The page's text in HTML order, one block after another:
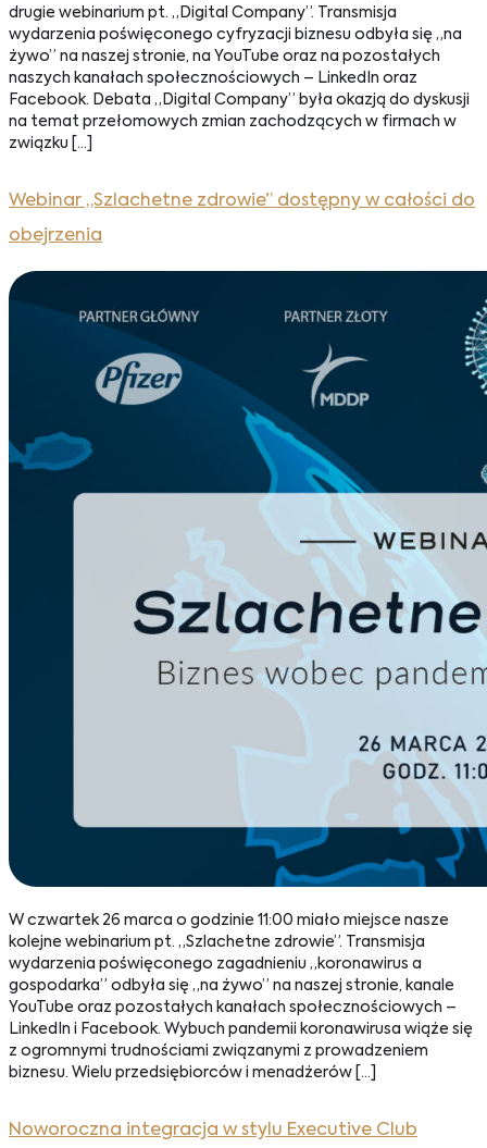
drugie webinarium pt. „Digital Company”. Transmisja
wydarzenia poświęconego cyfryzacji biznesu odbyła się „na
żywo” na naszej stronie, na YouTube oraz na pozostałych
naszych kanałach społecznościowych – LinkedIn oraz
Facebook. Debata „Digital Company” była okazją do dyskusji
na temat przełomowych zmian zachodzących w firmach w
związku […]
Webinar „Szlachetne zdrowie” dostępny w całości do
obejrzenia
W czwartek 26 marca o godzinie 11:00 miało miejsce nasze
kolejne webinarium pt. „Szlachetne zdrowie”. Transmisja
wydarzenia poświęconego zagadnieniu „koronawirus a
gospodarka” odbyła się „na żywo” na naszej stronie, kanale
YouTube oraz pozostałych kanałach społecznościowych –
LinkedIn i Facebook. Wybuch pandemii koronawirusa wiąże się
z ogromnymi trudnościami związanymi z prowadzeniem
biznesu. Wielu przedsiębiorców i menadżerów […]
Noworoczna integracja w stylu Executive Club